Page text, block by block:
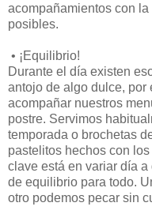
acompañamientos con
posibles.
• ¡Equilibrio!
Durante el día existen
antojo de algo dulce, por
acompañar nuestros
postre. Servimos
temporada o brochetas
pastelitos hechos con
clave está en variar día
de equilibrio para todo.
otro podemos pecar sin